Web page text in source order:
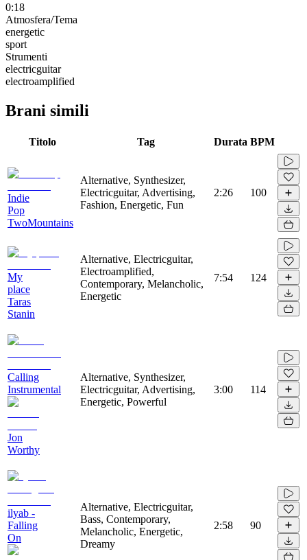
0:18
Atmosfera/Tema
energetic
sport
Strumenti
electricguitar
electroamplified
Brani simili
Titolo Tag Durata BPM
Indie
Pop
TwoMountains
Alternative, Synthesizer,
Electricguitar, Advertising,
Fashion, Energetic, Fun
2:26 100
My
place
Taras
Stanin
Alternative, Electricguitar,
Electroamplified,
Contemporary, Melancholic,
Energetic
7:54 124
Calling
Instrumental
Jon
Worthy
Alternative, Synthesizer,
Electricguitar, Advertising,
Energetic, Powerful
3:00 114
ilyab -
Falling
On
Alternative, Electricguitar,
Bass, Contemporary,
Melancholic, Energetic,
Dreamy
2:58 90